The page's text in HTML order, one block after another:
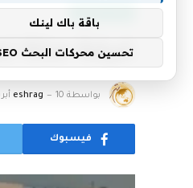
غرفة مكة
بواسطة eshrag 10 أبريل، 2023
فيسبوك
باقة باك لينك
تحسين محركات البحث SEO